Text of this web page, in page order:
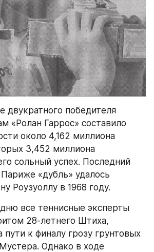
двукратного победителя
«Ролан Гаррос» составило
около 4,162 миллиона
3,452 миллиона
сольный успех. Последний
Париже «дубль» удалось
Роузуоллу в 1968 году.
все теннисные эксперты
28-летнего Штиха,
пути к финалу грозу грунтовых
Однако в ходе